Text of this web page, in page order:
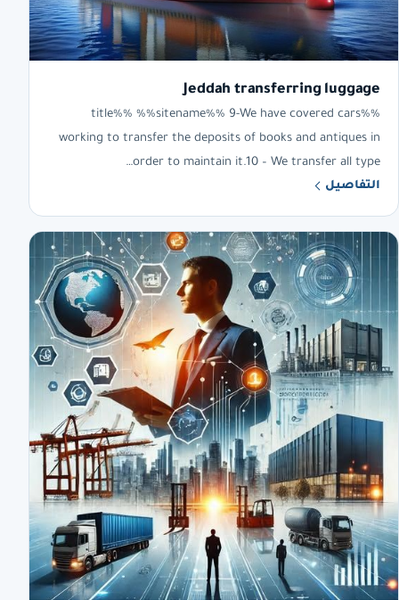
Jeddah transferring luggage
%%title%% %%sitename%% 9-We have covered cars
working to transfer the deposits of books and antiques in
order to maintain it.10 – We transfer all type…
التفاصيل